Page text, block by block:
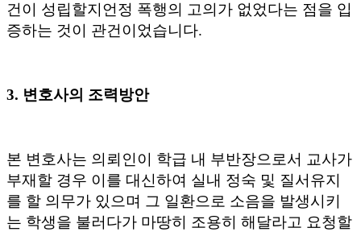
건이 성립할지언정 폭행의 고의가 없었다는 점을 입
증하는 것이 관건이었습니다.
3. 변호사의 조력방안
본 변호사는 의뢰인이 학급 내 부반장으로서 교사가
부재할 경우 이를 대신하여 실내 정숙 및 질서유지
를 할 의무가 있으며 그 일환으로 소음을 발생시키
는 학생을 불러다가 마땅히 조용히 해달라고 요청할